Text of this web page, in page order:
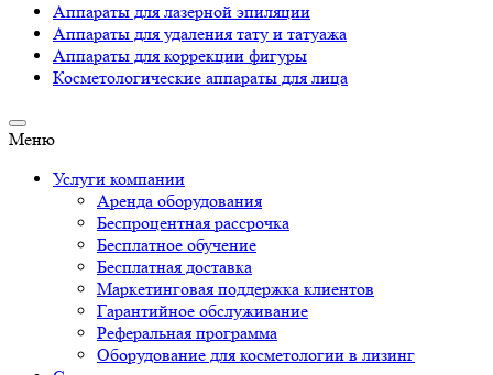
Аппараты для лазерной эпиляции
Аппараты для удаления тату и татуажа
Аппараты для коррекции фигуры
Косметологические аппараты для лица
Меню
Услуги компании
Аренда оборудования
Беспроцентная рассрочка
Бесплатное обучение
Бесплатная доставка
Маркетинговая поддержка клиентов
Гарантийное обслуживание
Реферальная программа
Оборудование для косметологии в лизинг